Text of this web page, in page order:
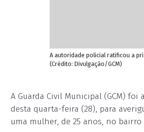
A autoridade policial ratificou a
(Crédito: Divulgação/GCM)
A Guarda Civil Municipal (GCM)
desta quarta-feira (28), para
uma mulher, de 25 anos, no